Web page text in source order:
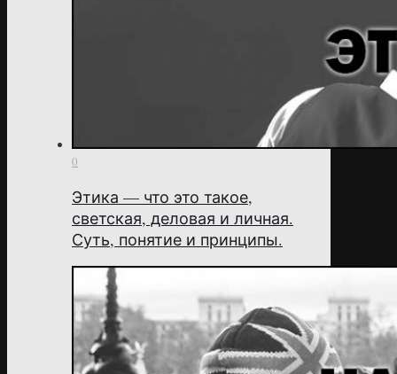
0
Этика — что это такое,
светская, деловая и личная.
Суть, понятие и принципы.